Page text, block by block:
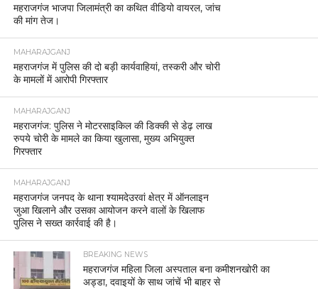
महराजगंज भाजपा जिलामंत्री का कथित वीडियो वायरल, जांच
की मांग तेज।
MAHARAJGANJ
महराजगंज में पुलिस की दो बड़ी कार्यवाहियां, तस्करी और चोरी
के मामलों में आरोपी गिरफ्तार
MAHARAJGANJ
महराजगंज: पुलिस ने मोटरसाइकिल की डिक्की से डेढ़ लाख
रुपये चोरी के मामले का किया खुलासा, मुख्य अभियुक्त
गिरफ्तार
MAHARAJGANJ
महराजगंज जनपद के थाना श्यामदेउरवां क्षेत्र में ऑनलाइन
जुआ खिलाने और उसका आयोजन करने वालों के खिलाफ
पुलिस ने सख्त कार्रवाई की है।
BREAKING NEWS
महराजगंज महिला जिला अस्पताल बना कमीशनखोरी का
अड्डा, दवाइयों के साथ जांचें भी बाहर से